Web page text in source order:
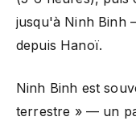
jusqu'à Ninh Binh
depuis Hanoï.
Ninh Binh est
terrestre » — un